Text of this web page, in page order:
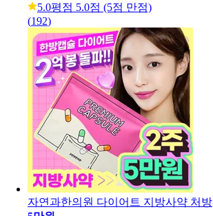
5.0평점 5.0점 (5점 만점)
(192)
자연과한의원 다이어트 지방사약 처방